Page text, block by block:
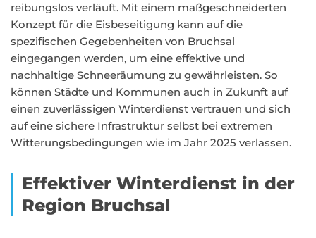
reibungslos verläuft. Mit einem maßgeschneiderten
Konzept für die Eisbeseitigung kann auf die
spezifischen Gegebenheiten von Bruchsal
eingegangen werden, um eine effektive und
nachhaltige Schneeräumung zu gewährleisten. So
können Städte und Kommunen auch in Zukunft auf
einen zuverlässigen Winterdienst vertrauen und sich
auf eine sichere Infrastruktur selbst bei extremen
Witterungsbedingungen wie im Jahr 2025 verlassen.
Effektiver Winterdienst in der
Region Bruchsal